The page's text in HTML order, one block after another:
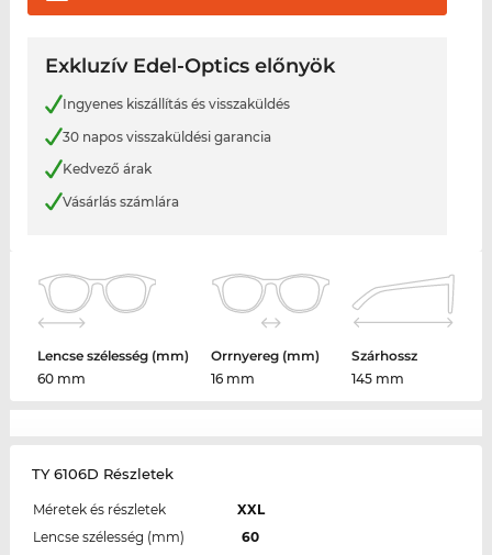
Exkluzív Edel-Optics előnyök
Ingyenes kiszállítás és visszaküldés
30 napos visszaküldési garancia
Kedvező árak
Vásárlás számlára
Lencse szélesség (mm)
60 mm
Orrnyereg (mm)
16 mm
Szárhossz
145 mm
TY 6106D Részletek
Méretek és részletek
XXL
Lencse szélesség (mm)
60